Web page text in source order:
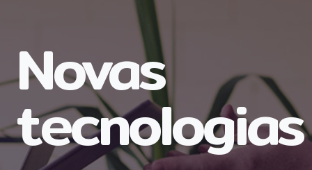
Novas
tecnologias